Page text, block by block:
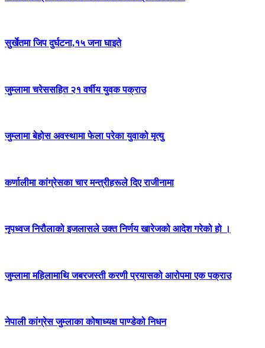
सुर्खेतमा जिप दुर्घटना,१५ जना घाइते
जुम्लामा चरेससहित २१ वर्षीय युवक पक्राउ
जुम्लामा बेहोस अवस्थामा फेला परेका युवाको मृत्यु
कर्णालीमा कांग्रेसका चार मन्त्रीहरूले दिए राजीनामा
नृपध्वज निरौलाको इजलासले उक्त निर्णय खारेजको आदेश गरेको हो ।
जुम्लामा महिलामाथि जबरजस्ती करणी प्रयासको आरोपमा एक पक्राउ
नेपाली कांग्रेस जुम्लाका कोषाध्यक्ष पाण्डेको निधन